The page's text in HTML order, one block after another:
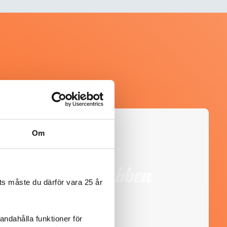
Om
måste du därför vara 25 år
funktioner för
@heartfriend